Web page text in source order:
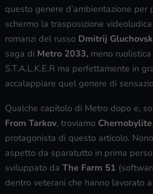
questo genere d’ambientazione per
schermo la trasposizione
romanzi del russo Dmitrij
saga di Metro 2033, meno
S.T.A.L.K.E.R ma perfettamente in
accalappiare quel genere di
Qualche capitolo di Metro dopo e,
From Tarkov, troviamo Chernobylite
protagonista di questo articolo.
aspetto da sparatutto in prima
sviluppato da The Farm 51
dentro veterani che hanno lavorato